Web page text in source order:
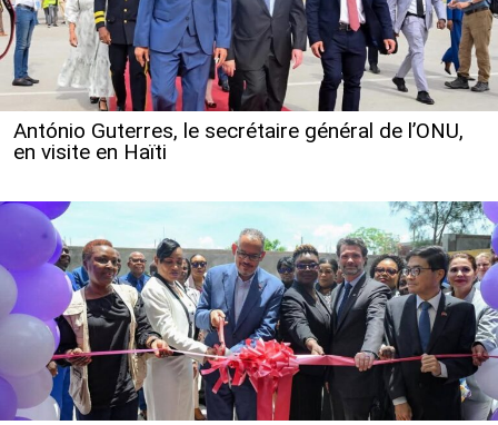
António Guterres, le secrétaire général de l’ONU,
en visite en Haïti